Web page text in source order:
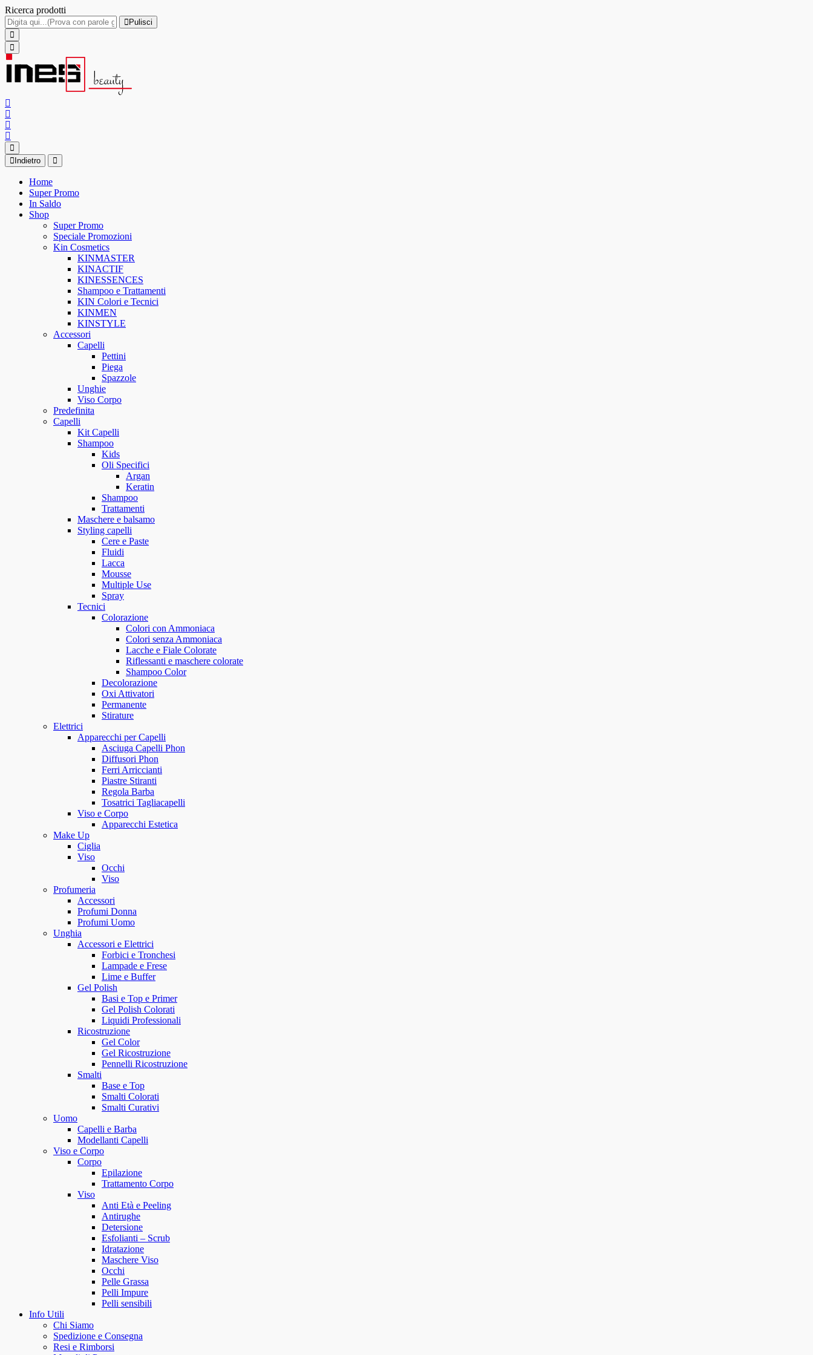
Ricerca prodotti
Pulisci
Indietro
Home
Super Promo
In Saldo
Shop
Super Promo
Speciale Promozioni
Kin Cosmetics
KINMASTER
KINACTIF
KINESSENCES
Shampoo e Trattamenti
KIN Colori e Tecnici
KINMEN
KINSTYLE
Accessori
Capelli
Pettini
Piega
Spazzole
Unghie
Viso Corpo
Predefinita
Capelli
Kit Capelli
Shampoo
Kids
Oli Specifici
Argan
Keratin
Shampoo
Trattamenti
Maschere e balsamo
Styling capelli
Cere e Paste
Fluidi
Lacca
Mousse
Multiple Use
Spray
Tecnici
Colorazione
Colori con Ammoniaca
Colori senza Ammoniaca
Lacche e Fiale Colorate
Riflessanti e maschere colorate
Shampoo Color
Decolorazione
Oxi Attivatori
Permanente
Stirature
Elettrici
Apparecchi per Capelli
Asciuga Capelli Phon
Diffusori Phon
Ferri Arriccianti
Piastre Stiranti
Regola Barba
Tosatrici Tagliacapelli
Viso e Corpo
Apparecchi Estetica
Make Up
Ciglia
Viso
Occhi
Viso
Profumeria
Accessori
Profumi Donna
Profumi Uomo
Unghia
Accessori e Elettrici
Forbici e Tronchesi
Lampade e Frese
Lime e Buffer
Gel Polish
Basi e Top e Primer
Gel Polish Colorati
Liquidi Professionali
Ricostruzione
Gel Color
Gel Ricostruzione
Pennelli Ricostruzione
Smalti
Base e Top
Smalti Colorati
Smalti Curativi
Uomo
Capelli e Barba
Modellanti Capelli
Viso e Corpo
Corpo
Epilazione
Trattamento Corpo
Viso
Anti Età e Peeling
Antirughe
Detersione
Esfolianti – Scrub
Idratazione
Maschere Viso
Occhi
Pelle Grassa
Pelli Impure
Pelli sensibili
Info Utili
Chi Siamo
Spedizione e Consegna
Resi e Rimborsi